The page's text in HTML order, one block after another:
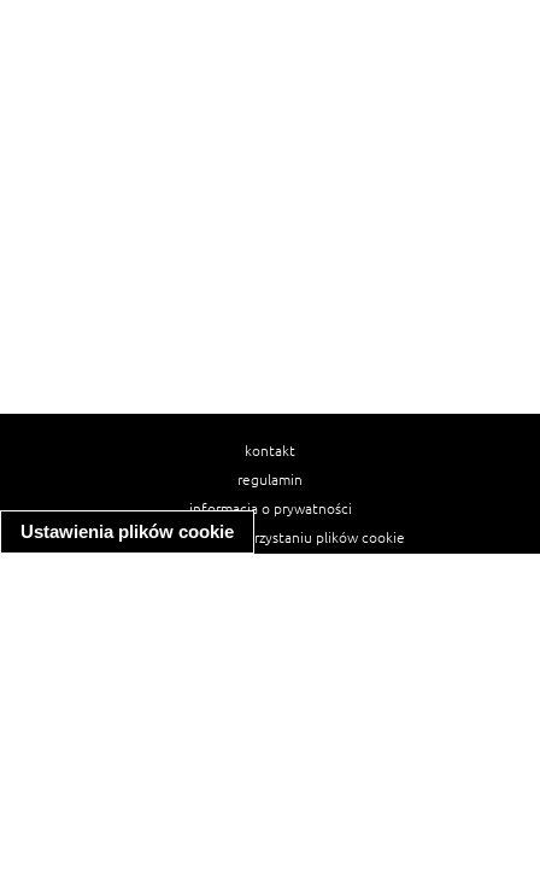
Ustawienia plików cookie
kontakt
regulamin
informacja o prywatności
informacja o wykorzystaniu plików cookie